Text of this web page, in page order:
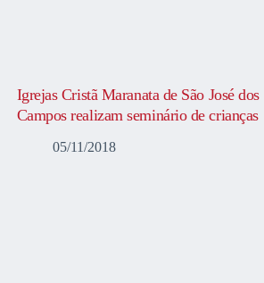
Igrejas Cristã Maranata de São José dos
Campos realizam seminário de crianças
05/11/2018